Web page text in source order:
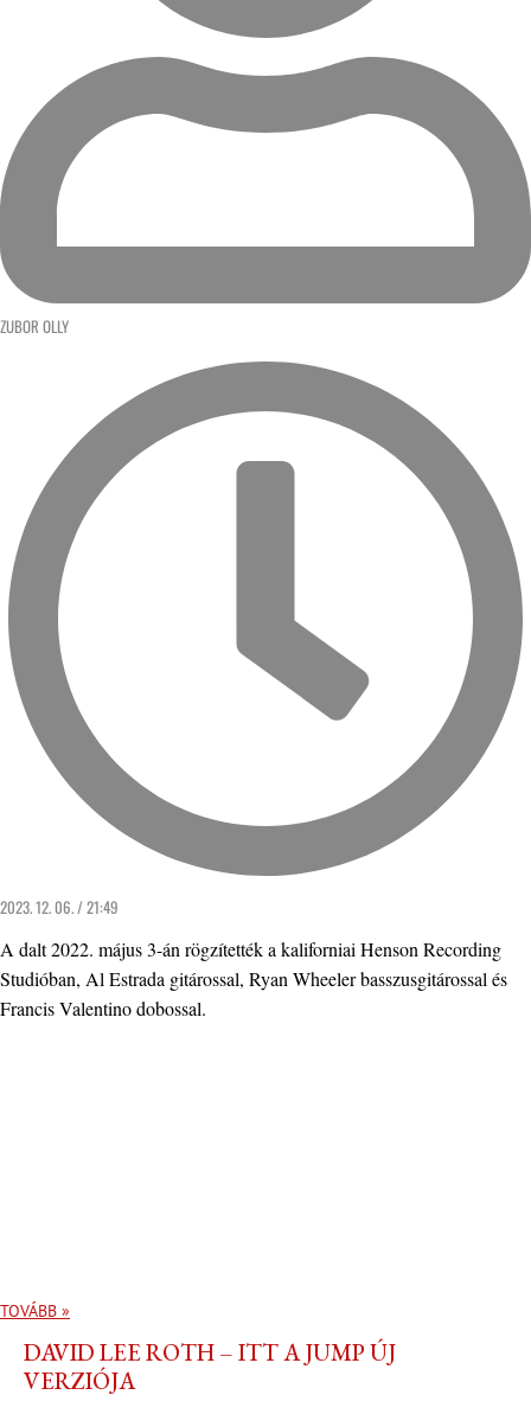
ZUBOR OLLY
2023. 12. 06. / 21:49
A dalt 2022. május 3-án rögzítették a kaliforniai Henson Recording
Studióban, Al Estrada gitárossal, Ryan Wheeler basszusgitárossal és
Francis Valentino dobossal.
TOVÁBB »
DAVID LEE ROTH – ITT A JUMP ÚJ
VERZIÓJA